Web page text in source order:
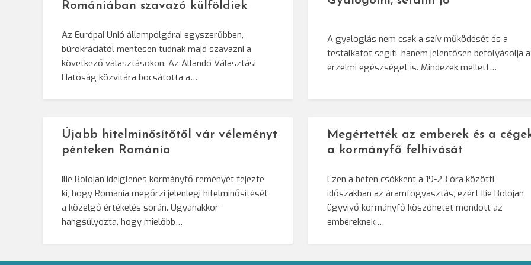
Romániában szavazó külföldiek
Az Európai Unió állampolgárai egyszerűbben,
bürokráciától mentesen tudnak majd szavazni a
következő választásokon. Az Állandó Választási
Hatóság közvitára bocsátotta a…
A gyaloglás nem csak a szív működését és a
testalkatot segíti, hanem jelentősen befolyásolja
érzelmi egészséget is. Mindezek mellett…
Újabb hitelminősítőtől vár véleményt
pénteken Románia
Ilie Bolojan ideiglenes kormányfő reményét fejezte
ki, hogy Románia megőrzi jelenlegi hitelminősítését
a közelgő értékelés során. Ugyanakkor
hangsúlyozta, hogy mielőbb…
Megértették az emberek és a
a kormányfő felhívását
Ezen a héten csökkent a 19-23 óra közötti
időszakban az áramfogyasztás, ezért Ilie Bolojan
ügyvivő kormányfő köszönetet mondott az
embereknek,…